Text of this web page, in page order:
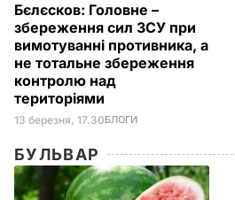
Бєлєсков: Головне –
збереження сил ЗСУ при
вимотуванні противника, а
не тотальне збереження
контролю над
територіями
13 березня, 17.30БЛОГИ
БУЛЬВАР